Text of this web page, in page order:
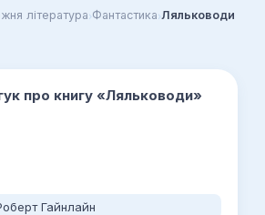
література›Фантастика›Ляльководи
про книгу «Ляльководи»
Гайнлайн